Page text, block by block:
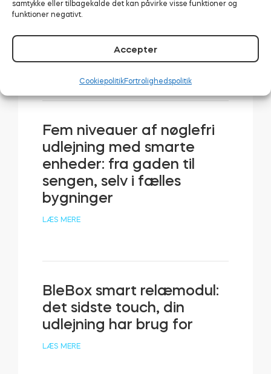
samtykke eller tilbagekalde det kan påvirke visse funktioner og
funktioner negativt.
Accepter
CookiepolitikFortrolighedspolitik
Start PIN-check-ins på
din Airbnb på bare et
minut!
Fem niveauer af nøglefri
udlejning med smarte
enheder: fra gaden til
sengen, selv i fælles
bygninger
LÆS MERE
BleBox smart relæmodul:
det sidste touch, din
udlejning har brug for
LÆS MERE